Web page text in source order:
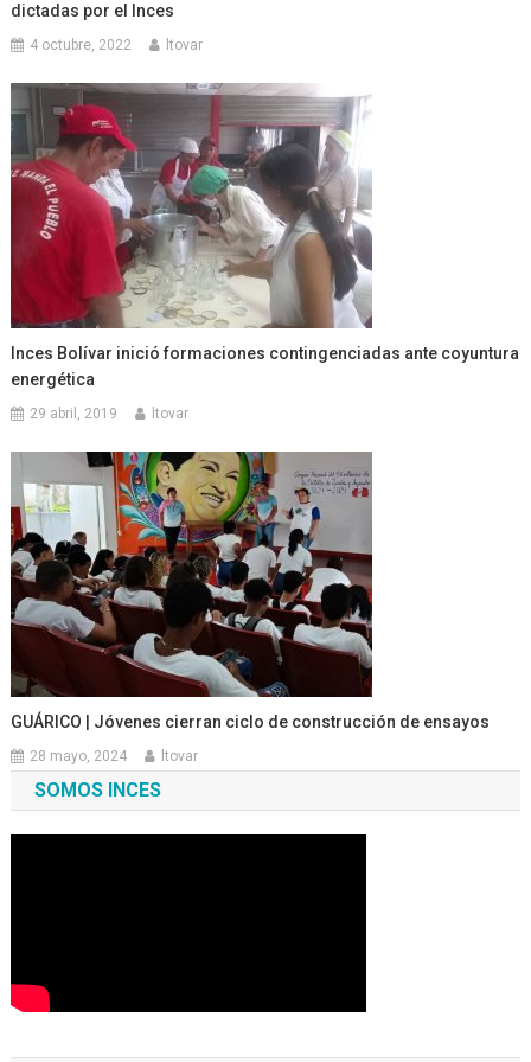
dictadas por el Inces
4 octubre, 2022 ltovar
Inces Bolívar inició formaciones contingenciadas ante coyuntura
energética
29 abril, 2019 ltovar
GUÁRICO | Jóvenes cierran ciclo de construcción de ensayos
28 mayo, 2024 ltovar
SOMOS INCES